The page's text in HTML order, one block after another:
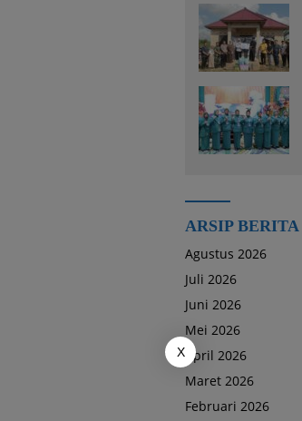
ARSIP BERITA
Agustus 2026
Juli 2026
Juni 2026
Mei 2026
April 2026
Maret 2026
Februari 2026
X